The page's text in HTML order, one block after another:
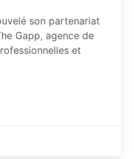
son partenariat
Gapp, agence de
et